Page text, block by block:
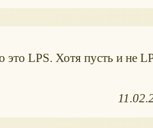
это LPS. Хотя пусть и не